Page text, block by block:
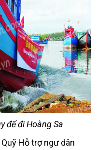
để đi Hoàng Sa
Hỗ trợ ngư dân